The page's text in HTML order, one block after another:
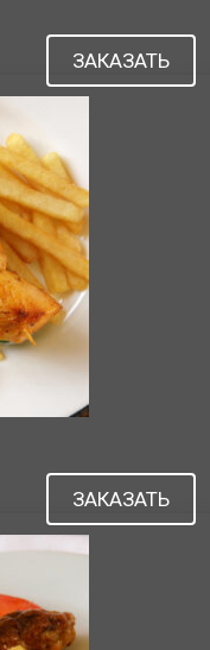
ЗАКАЗАТЬ
ЗАКАЗАТЬ